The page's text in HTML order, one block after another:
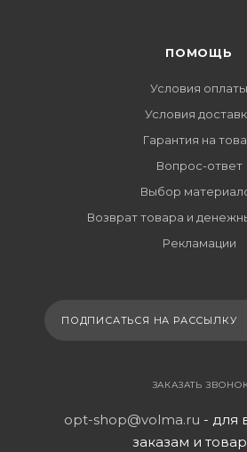
ПОМОЩЬ
Условия оплаты
Условия
Гарантия на
Вопрос-ответ
Выбор
Возврат товара и
Рекламации
ПОДПИСАТЬСЯ НА РАССЫЛКУ
ЗАКАЗАТЬ
opt-shop@volma.ru - для
заказам и